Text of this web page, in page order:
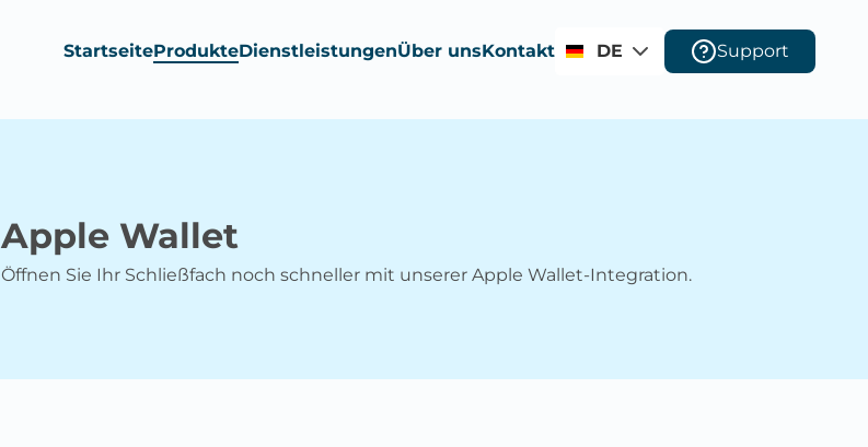
StartseiteProdukteDienstleistungenÜber unsKontakt DE Support
Apple Wallet
Öffnen Sie Ihr Schließfach noch schneller mit unserer Apple Wallet-Integration.